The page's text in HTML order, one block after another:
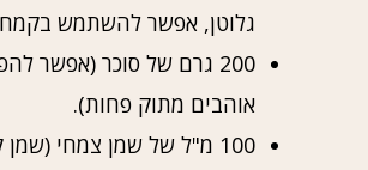
גלוטן, אפשר להשתמש
200 גרם של סוכר (אפשר
אוהבים מתוק פחות).
100 מ"ל של שמן צמחי